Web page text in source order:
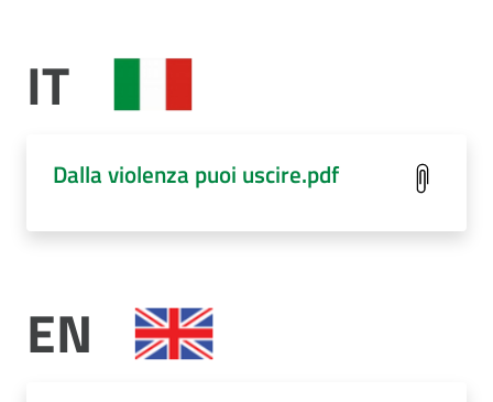
IT
Dalla violenza puoi uscire.pdf
EN